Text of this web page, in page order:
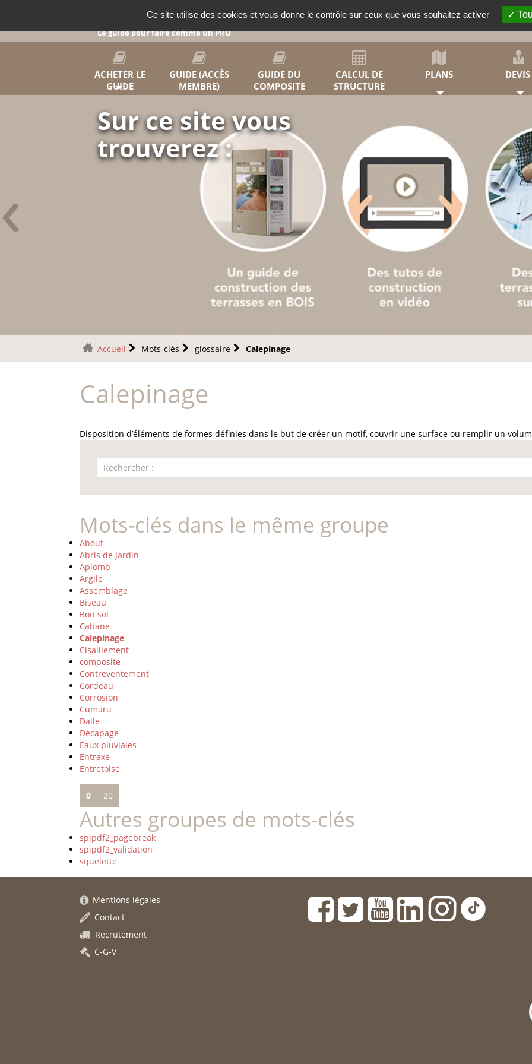
Le guide pour faire comme un PRO
TERRASSE BOIS
RECHERCHER
ACHETER LE
GUIDE
GUIDE (ACCÈS
MEMBRE)
GUIDE DU
COMPOSITE
CALCUL DE
STRUCTURE
PLANS DEVIS
Sur ce site vous
trouverez :
‹
Accueil Mots-clés glossaire Calepinage
Calepinage
Disposition d’éléments de formes définies dans le but de créer un motif, couvrir une surface ou remplir un
Mots-clés dans le même groupe
About
Abris de jardin
Aplomb
Argile
Assemblage
Biseau
Bon sol
Cabane
Calepinage
Cisaillement
composite
Contreventement
Cordeau
Corrosion
Cumaru
Dalle
Décapage
Eaux pluviales
Entraxe
Entretoise
0 20
Autres groupes de mots-clés
spipdf2_pagebreak
spipdf2_validation
squelette
Mentions légales
Contact
Recrutement
C-G-V
Ce site utilise des cookies et vous donne le contrôle sur ceux que vous souhaitez activer